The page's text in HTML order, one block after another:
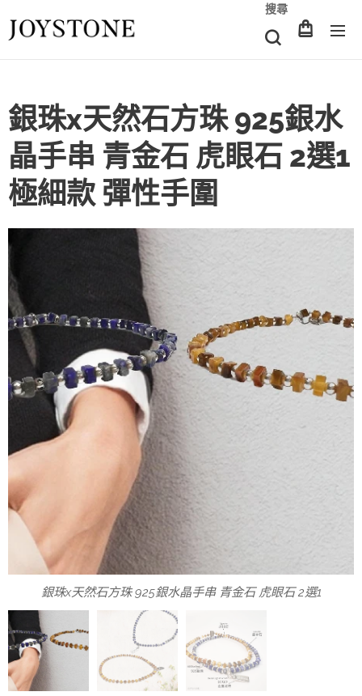
搜尋
銀珠x天然石方珠 925銀水
晶手串 青金石 虎眼石 2選1
極細款 彈性手圍
銀珠x天然石方珠 925銀水晶手串 青金石 虎眼石 2選1
925銀水晶手串 青金石 虎眼石 2選1極細款 彈性手圍
彈性手圍-15-17cm-寬約2mm